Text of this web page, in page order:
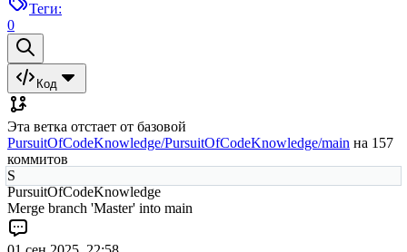
Теги:
0
Код
Эта ветка отстает от базовой
PursuitOfCodeKnowledge/PursuitOfCodeKnowledge/main на 157
коммитов
S
PursuitOfCodeKnowledge
Merge branch 'Master' into main